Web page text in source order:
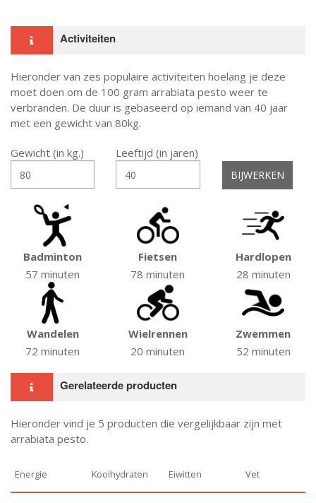
Activiteiten
Hieronder van zes populaire activiteiten hoelang je deze
moet doen om de 100 gram arrabiata pesto weer te
verbranden. De duur is gebaseerd op iemand van 40 jaar
met een gewicht van 80kg.
Gewicht (in kg.) Leeftijd (in jaren)
Badminton
57 minuten
Fietsen
78 minuten
Hardlopen
28 minuten
Wandelen
72 minuten
Wielrennen
20 minuten
Zwemmen
52 minuten
Gerelateerde producten
Hieronder vind je 5 producten die vergelijkbaar zijn met
arrabiata pesto.
Energie Koolhydraten Eiwitten Vet